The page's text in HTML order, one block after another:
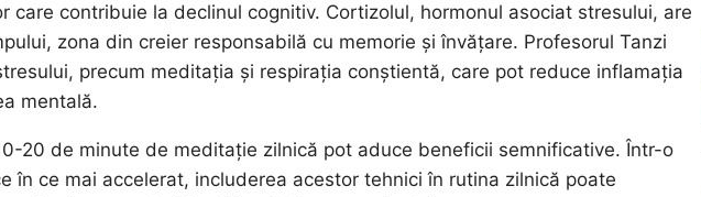
care contribuie la declinul cognitiv. Cortizolul, hormonul asociat stresului, are
zona din creier responsabilă cu memorie și învățare. Profesorul Tanzi
precum meditația și respirația conștientă, care pot reduce inflamația
mentală.
20 de minute de meditație zilnică pot aduce beneficii semnificative. Într-o
în ce mai accelerat, includerea acestor tehnici în rutina zilnică poate